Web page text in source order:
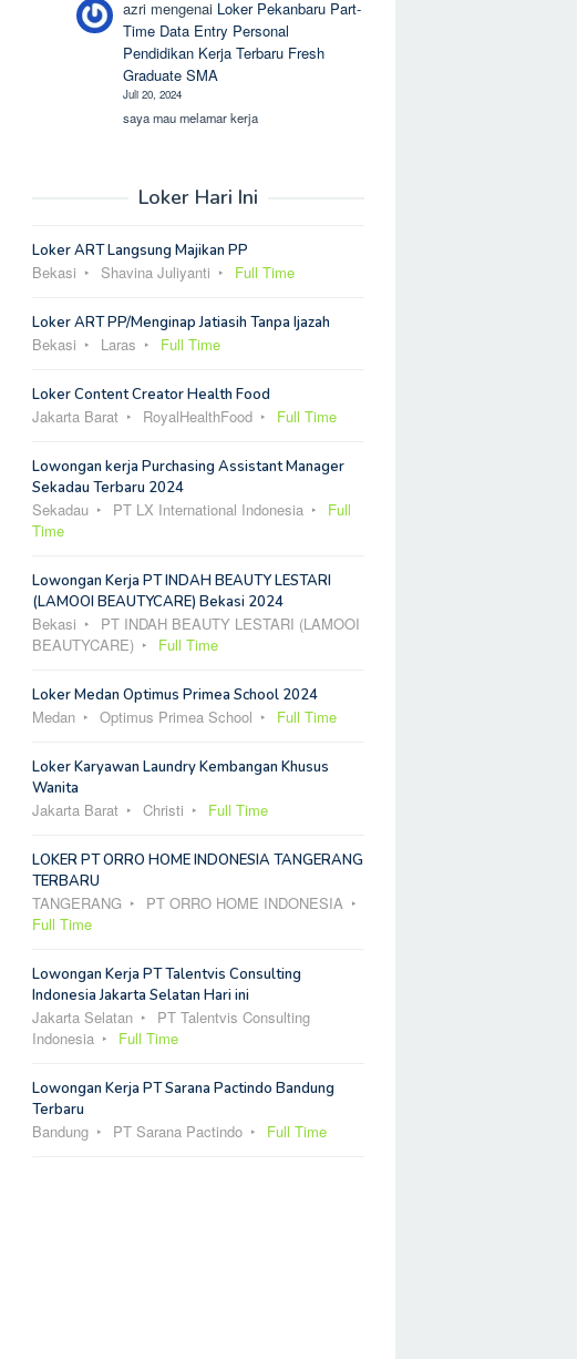
azri mengenai Loker Pekanbaru Part-
Time Data Entry Personal
Pendidikan Kerja Terbaru Fresh
Graduate SMA
Juli 20, 2024
saya mau melamar kerja
Loker Hari Ini
Loker ART Langsung Majikan PP
Bekasi Shavina Juliyanti Full Time
Loker ART PP/Menginap Jatiasih Tanpa Ijazah
Bekasi Laras Full Time
Loker Content Creator Health Food
Jakarta Barat RoyalHealthFood Full Time
Lowongan kerja Purchasing Assistant Manager
Sekadau Terbaru 2024
Sekadau PT LX International Indonesia
Full
Time
Lowongan Kerja PT INDAH BEAUTY LESTARI
(LAMOOI BEAUTYCARE) Bekasi 2024
Bekasi
PT INDAH BEAUTY LESTARI (LAMOOI
BEAUTYCARE)
Full Time
Loker Medan Optimus Primea School 2024
Medan Optimus Primea School Full Time
Loker Karyawan Laundry Kembangan Khusus
Wanita
Jakarta Barat Christi Full Time
LOKER PT ORRO HOME INDONESIA TANGERANG
TERBARU
TANGERANG
PT ORRO HOME INDONESIA
Full Time
Lowongan Kerja PT Talentvis Consulting
Indonesia Jakarta Selatan Hari ini
Jakarta Selatan
PT Talentvis Consulting
Indonesia
Full Time
Lowongan Kerja PT Sarana Pactindo Bandung
Terbaru
Bandung PT Sarana Pactindo Full Time